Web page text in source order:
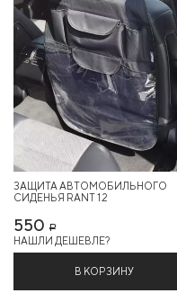
ЗАЩИТА АВТОМОБИЛЬНОГО
СИДЕНЬЯ RANT 1.2
550 Р
НАШЛИ ДЕШЕВЛЕ?
В КОРЗИНУ